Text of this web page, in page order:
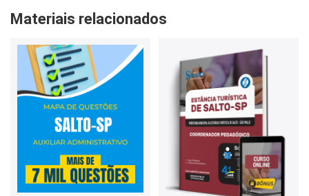
Materiais relacionados